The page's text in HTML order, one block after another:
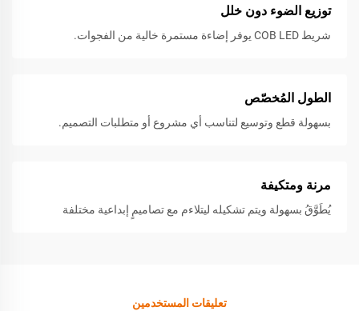
توزيع الضوء دون خلل
شريط COB LED يوفر إضاءة مستمرة خالية من الفجوات.
الطول المُخصّص
بسهولة قطع وتوسيع لتناسب أي مشروع أو متطلبات التصميم.
مرنة ومتكيفة
يُطَوَّقُ بسهولة ويتم تشكيله ليتلاءم مع تصاميمٍ إبداعية مختلفة
تعليقات المستخدمين